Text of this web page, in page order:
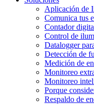
Aplicación de
Comunica tus
Contador
Control de
Datalogger
Detección de
Medición de
Monitoreo
Monitoreo
Porque
Respaldo de